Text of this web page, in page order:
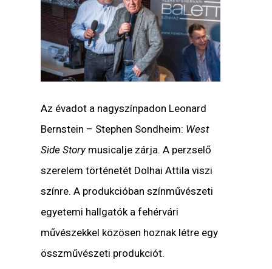
Az évadot a nagyszínpadon Leonard
Bernstein – Stephen Sondheim: West
Side Storymusicalje zárja. A perzselő
szerelem történetét Dolhai Attila viszi
színre. A produkcióban színművészeti
egyetemi hallgatók a fehérvári
művészekkel közösen hoznak létre egy
összművészeti produkciót.